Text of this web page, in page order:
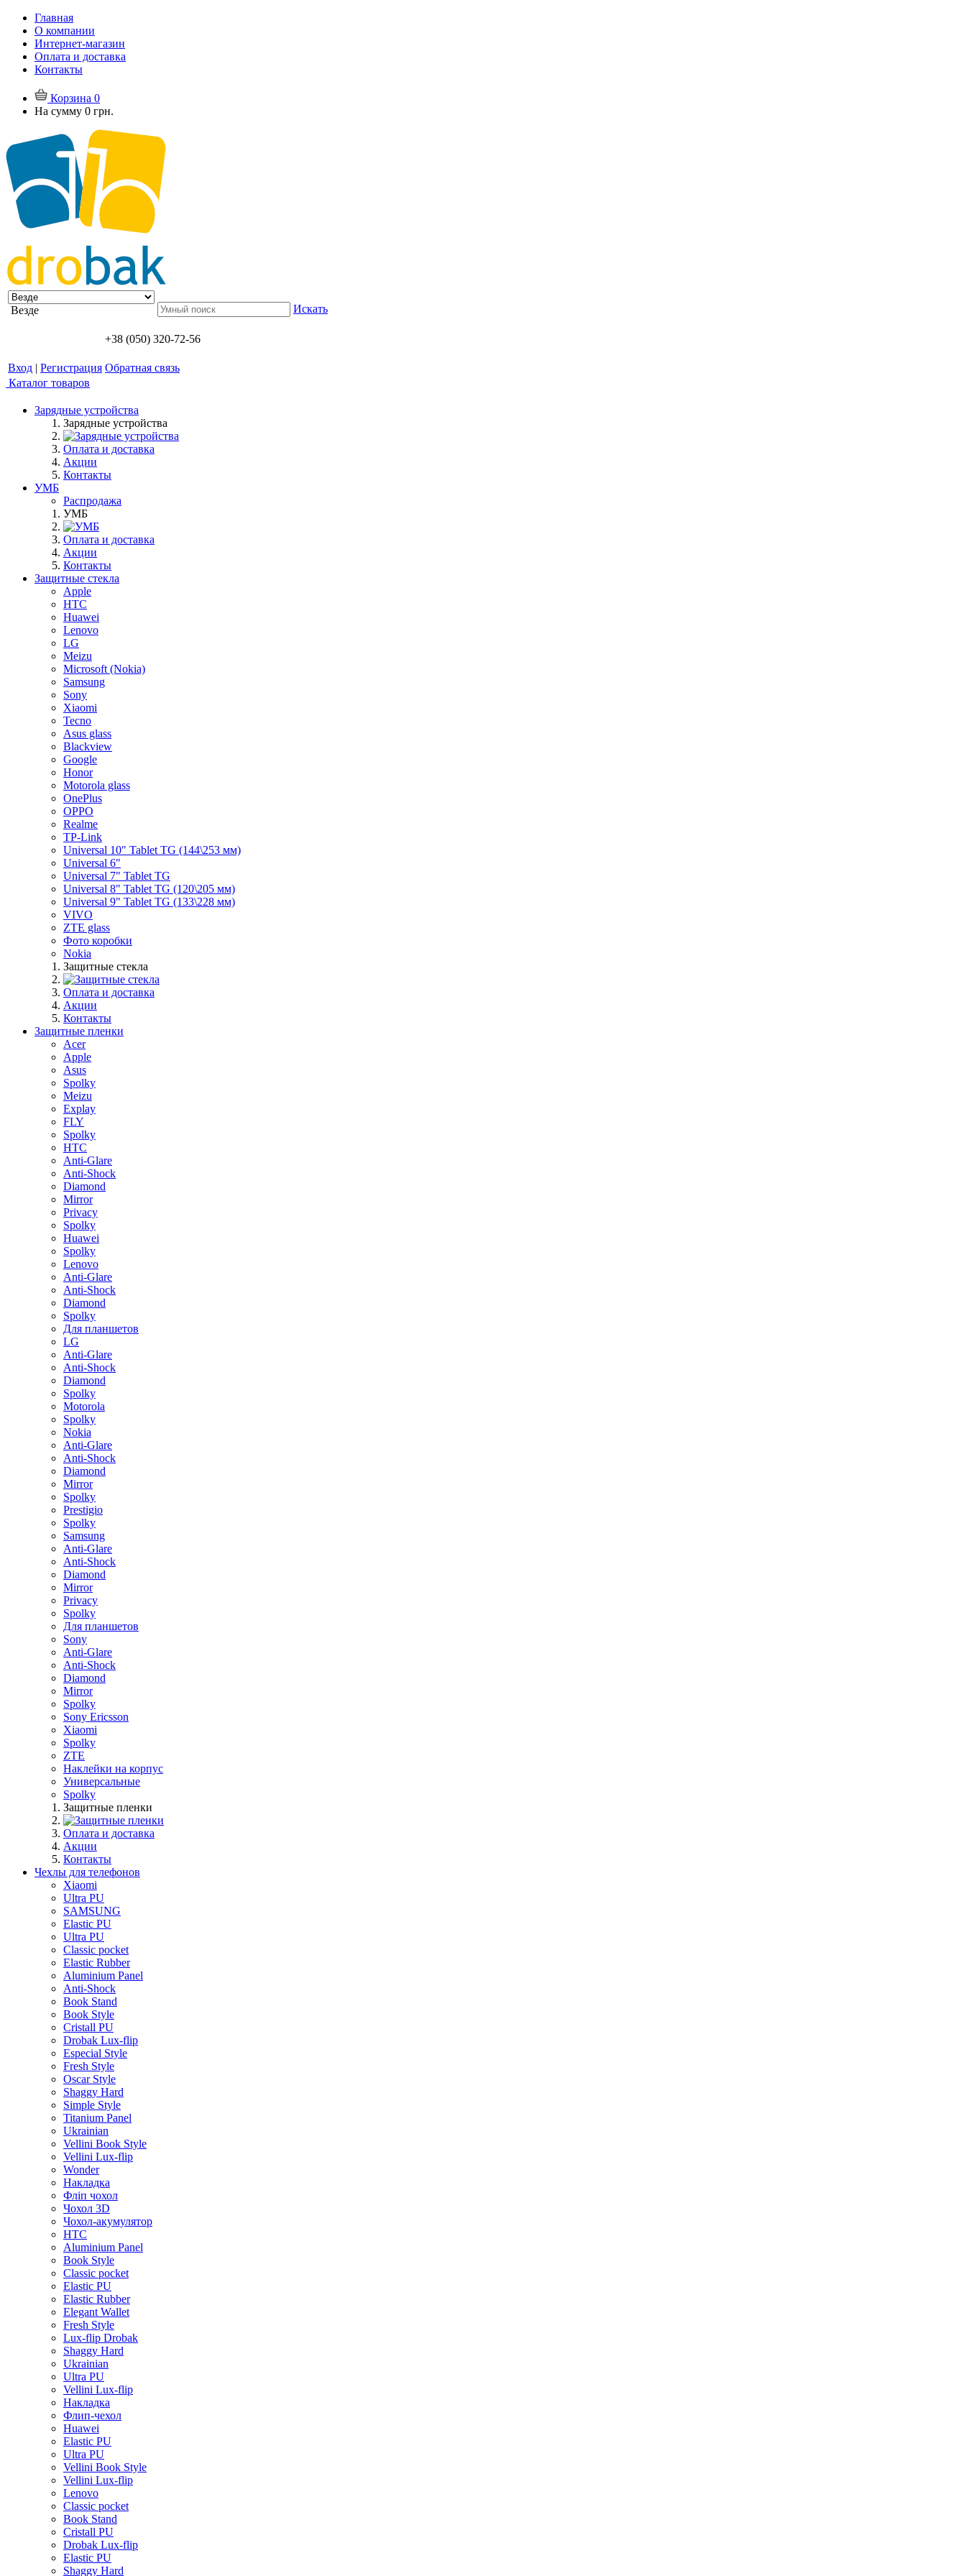
Главная
О компании
Интернет-магазин
Оплата и доставка
Контакты
Корзина 0
На сумму 0 грн.
Везде Искать
+38 (050) 320-72-56
Вход | Регистрация Обратная связь
Каталог товаров
Зарядные устройства
Зарядные устройства
Оплата и доставка
Акции
Контакты
УМБ
Распродажа
УМБ
Оплата и доставка
Акции
Контакты
Защитные стекла
Apple
HTC
Huawei
Lenovo
LG
Meizu
Microsoft (Nokia)
Samsung
Sony
Xiaomi
Tecno
Asus glass
Blackview
Google
Honor
Motorola glass
OnePlus
OPPO
Realme
TP-Link
Universal 10" Tablet TG (144\253 мм)
Universal 6"
Universal 7" Tablet TG
Universal 8" Tablet TG (120\205 мм)
Universal 9" Tablet TG (133\228 мм)
VIVO
ZTE glass
Фото коробки
Nokia
Защитные стекла
Оплата и доставка
Акции
Контакты
Защитные пленки
Acer
Apple
Asus
Spolky
Meizu
Explay
FLY
Spolky
HTC
Anti-Glare
Anti-Shock
Diamond
Mirror
Privacy
Spolky
Huawei
Spolky
Lenovo
Anti-Glare
Anti-Shock
Diamond
Spolky
Для планшетов
LG
Anti-Glare
Anti-Shock
Diamond
Spolky
Motorola
Spolky
Nokia
Anti-Glare
Anti-Shock
Diamond
Mirror
Spolky
Prestigio
Spolky
Samsung
Anti-Glare
Anti-Shock
Diamond
Mirror
Privacy
Spolky
Для планшетов
Sony
Anti-Glare
Anti-Shock
Diamond
Mirror
Spolky
Sony Ericsson
Xiaomi
Spolky
ZTE
Наклейки на корпус
Универсальные
Spolky
Защитные пленки
Оплата и доставка
Акции
Контакты
Чехлы для телефонов
Xiaomi
Ultra PU
SAMSUNG
Elastic PU
Ultra PU
Classic pocket
Elastic Rubber
Aluminium Panel
Anti-Shock
Book Stand
Book Style
Cristall PU
Drobak Lux-flip
Especial Style
Fresh Style
Oscar Style
Shaggy Hard
Simple Style
Titanium Panel
Ukrainian
Vellini Book Style
Vellini Lux-flip
Wonder
Накладка
Фліп чохол
Чохол 3D
Чохол-акумулятор
HTC
Aluminium Panel
Book Style
Classic pocket
Elastic PU
Elastic Rubber
Elegant Wallet
Fresh Style
Lux-flip Drobak
Shaggy Hard
Ukrainian
Ultra PU
Vellini Lux-flip
Накладка
Флип-чехол
Huawei
Elastic PU
Ultra PU
Vellini Book Style
Vellini Lux-flip
Lenovo
Classic pocket
Book Stand
Cristall PU
Drobak Lux-flip
Elastic PU
Shaggy Hard